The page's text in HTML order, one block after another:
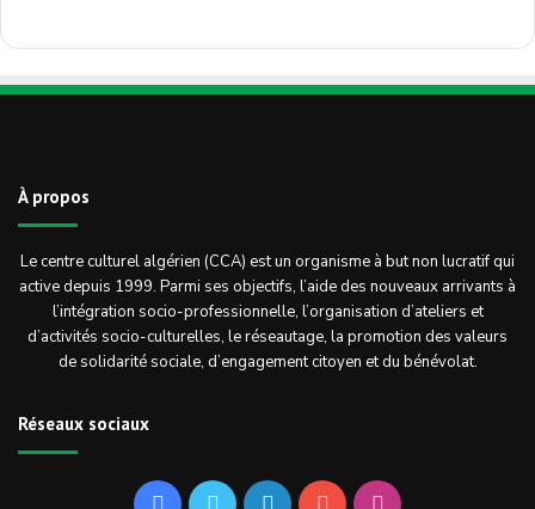
À propos
Le centre culturel algérien (CCA) est un organisme à but non lucratif qui
active depuis 1999. Parmi ses objectifs, l’aide des nouveaux arrivants à
l’intégration socio-professionnelle, l’organisation d’ateliers et
d’activités socio-culturelles, le réseautage, la promotion des valeurs
de solidarité sociale, d’engagement citoyen et du bénévolat.
Réseaux sociaux